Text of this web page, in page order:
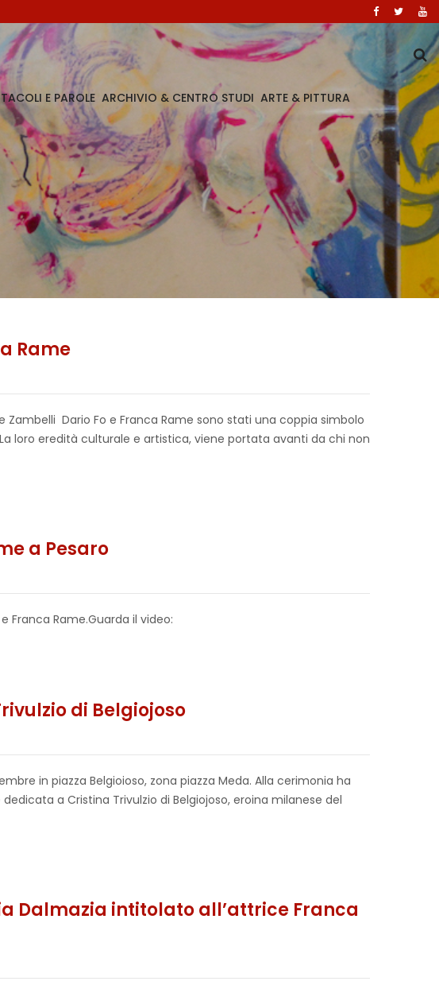
E PAROLE ARCHIVIO & CENTRO STUDI ARTE & PITTURA
Rame
Dario Fo e Franca Rame sono stati una coppia simbolo
loro eredità culturale e artistica, viene portata avanti da chi non
a Pesaro
Franca Rame.Guarda il video:
di Belgiojoso
in piazza Belgioioso, zona piazza Meda. Alla cerimonia ha
a Cristina Trivulzio di Belgiojoso, eroina milanese del
Dalmazia intitolato all’attrice Franca